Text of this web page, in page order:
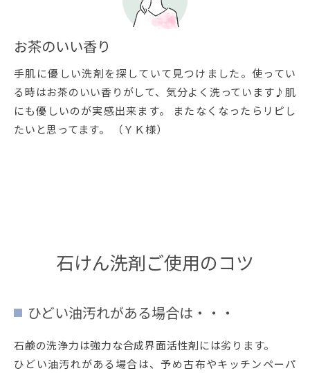
お茶のいい香り
手肌に優しい洗剤を探していて見つけました。使ってい
る時はお茶のいい香りがして、気分よく洗っています♪肌
にも優しいのが実感出来ます。 またなくなったらリピし
たいと思ってます。 （ＹＫ様）
石けん洗剤ご使用のコツ
ひどい油汚れがある場合は・・・
石鹸の洗浄力は強力な合成界面活性剤には劣ります。
ひどい油汚れがある場合は、予め古布やキッチンペーパ